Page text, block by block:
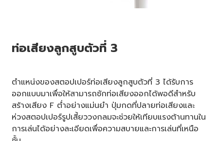
ท่อเสียงลูกสูบตัวที่ 3
ตำแหน่งของสตอปเปอร์ท่อเสียงลูกสูบตัวที่ 3 ได้รับการ
ออกแบบมาเพื่อให้สามารถชักท่อเสียงออกได้พอดีสำหรับ
สร้างเสียง F ต่ำอย่างแม่นยำ ปุ่มกดที่ปลายท่อเสียงและ
ห่วงสตอปเปอร์รูปเสี้ยววงกลมจะช่วยให้เทียบแรงต้านทานใน
การเล่นได้อย่างละเอียดเพื่อความสบายและการเล่นที่เหนือ